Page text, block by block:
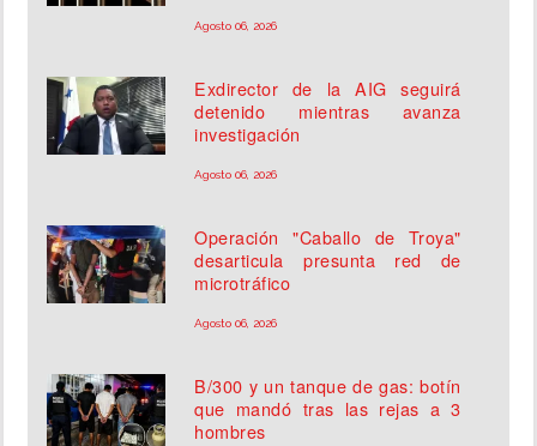
Agosto 06, 2026
Exdirector de la AIG seguirá
detenido mientras avanza
investigación
Agosto 06, 2026
Operación "Caballo de Troya"
desarticula presunta red de
microtráfico
Agosto 06, 2026
B/300 y un tanque de gas: botín
que mandó tras las rejas a 3
hombres